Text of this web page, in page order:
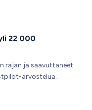
22 000
rajan ja saavuttaneet
arvostelua.